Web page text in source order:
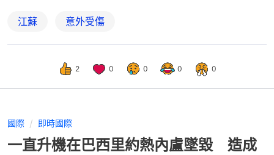
江蘇 意外受傷
2 0 0 0 0
國際 即時國際
一直升機在巴西里約熱內盧墜毀 造成